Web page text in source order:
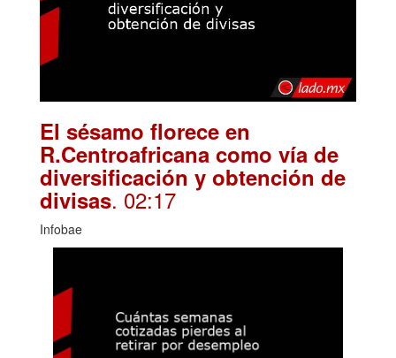
El sésamo florece en
R.Centroafricana como vía de
diversificación y obtención de
divisas. 02:17
Infobae